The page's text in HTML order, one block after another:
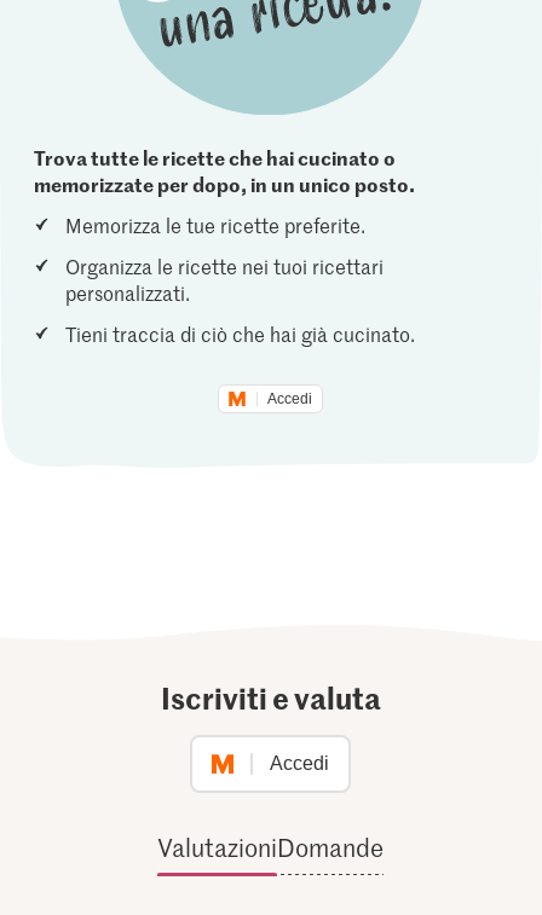
Trova tutte le ricette che hai cucinato o
memorizzate per dopo, in un unico posto.
Memorizza le tue ricette preferite.
Organizza le ricette nei tuoi ricettari
personalizzati.
Tieni traccia di ciò che hai già cucinato.
Accedi
Iscriviti e valuta
Accedi
ValutazioniDomande